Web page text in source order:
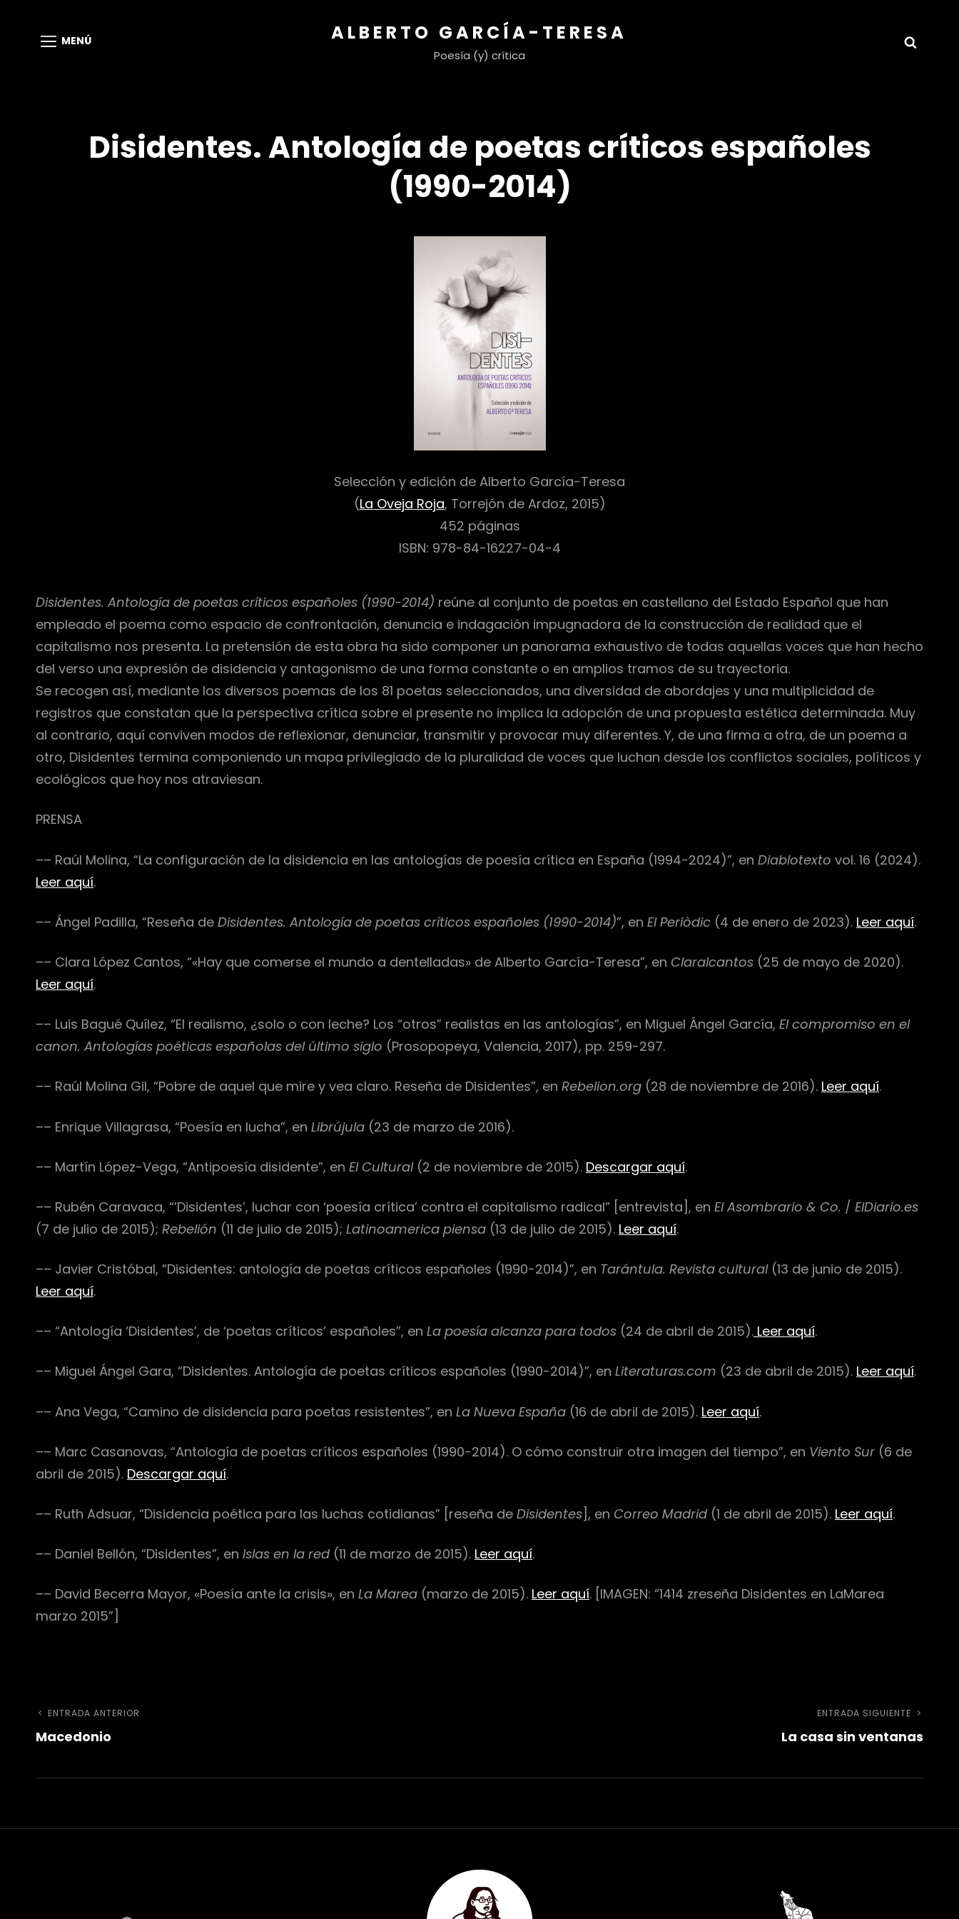
MENÚ ALBERTO GARCÍA-TERESA
Poesía (y) crítica
Disidentes. Antología de poetas críticos españoles
(1990-2014)
Selección y edición de Alberto García-Teresa
(La Oveja Roja, Torrejón de Ardoz, 2015)
452 páginas
ISBN: 978-84-16227-04-4
Disidentes. Antología de poetas críticos españoles (1990-2014) reúne al conjunto de poetas en castellano del Estado Español que han
empleado el poema como espacio de confrontación, denuncia e indagación impugnadora de la construcción de realidad que el
capitalismo nos presenta. La pretensión de esta obra ha sido componer un panorama exhaustivo de todas aquellas voces que han hecho
del verso una expresión de disidencia y antagonismo de una forma constante o en amplios tramos de su trayectoria.
Se recogen así, mediante los diversos poemas de los 81 poetas seleccionados, una diversidad de abordajes y una multiplicidad de
registros que constatan que la perspectiva crítica sobre el presente no implica la adopción de una propuesta estética determinada. Muy
al contrario, aquí conviven modos de reflexionar, denunciar, transmitir y provocar muy diferentes. Y, de una firma a otra, de un poema a
otro, Disidentes termina componiendo un mapa privilegiado de la pluralidad de voces que luchan desde los conflictos sociales, políticos y
ecológicos que hoy nos atraviesan.
PRENSA
–– Raúl Molina, “La configuración de la disidencia en las antologías de poesía crítica en España (1994-2024)”, en Diablotexto vol. 16 (2024).
Leer aquí.
–– Ángel Padilla, “Reseña de Disidentes. Antología de poetas críticos españoles (1990-2014)”, en El Periòdic (4 de enero de 2023). Leer aquí.
–– Clara López Cantos, “«Hay que comerse el mundo a dentelladas» de Alberto García-Teresa”, en Claralcantos (25 de mayo de 2020).
Leer aquí.
–– Luis Bagué Quílez, “El realismo, ¿solo o con leche? Los “otros” realistas en las antologías”, en Miguel Ángel García, El compromiso en el
canon. Antologías poéticas españolas del último siglo (Prosopopeya, Valencia, 2017), pp. 259-297.
–– Raúl Molina Gil, “Pobre de aquel que mire y vea claro. Reseña de Disidentes”, en Rebelion.org (28 de noviembre de 2016). Leer aquí.
–– Enrique Villagrasa, “Poesía en lucha”, en Librújula (23 de marzo de 2016).
–– Martín López-Vega, “Antipoesía disidente”, en El Cultural(2 de noviembre de 2015). Descargar aquí.
–– Rubén Caravaca, “’Disidentes’, luchar con ‘poesía crítica’ contra el capitalismo radical” [entrevista], en El Asombrario & Co. / ElDiario.es
(7 de julio de 2015); Rebelión (11 de julio de 2015); Latinoamerica piensa (13 de julio de 2015). Leer aquí.
–– Javier Cristóbal, “Disidentes: antología de poetas críticos españoles (1990-2014)”, en Tarántula. Revista cultural(13 de junio de 2015).
Leer aquí.
–– “Antología ‘Disidentes’, de ‘poetas críticos’ españoles”, en La poesía alcanza para todos (24 de abril de 2015). Leer aquí.
–– Miguel Ángel Gara, “Disidentes. Antología de poetas críticos españoles (1990-2014)”, en Literaturas.com (23 de abril de 2015). Leer aquí.
–– Ana Vega, “Camino de disidencia para poetas resistentes”, en La Nueva España (16 de abril de 2015). Leer aquí.
–– Marc Casanovas, “Antología de poetas críticos españoles (1990-2014). O cómo construir otra imagen del tiempo”, en Viento Sur (6 de
abril de 2015). Descargar aquí.
–– Ruth Adsuar, “Disidencia poética para las luchas cotidianas” [reseña de Disidentes], en Correo Madrid (1 de abril de 2015). Leer aquí.
–– Daniel Bellón, “Disidentes”, en Islas en la red (11 de marzo de 2015). Leer aquí.
–– David Becerra Mayor, «Poesía ante la crisis», en La Marea (marzo de 2015). Leer aquí. [IMAGEN: “1414 zreseña Disidentes en LaMarea
marzo 2015”]
Navegación
Entrada
anterior
ENTRADA ANTERIOR
Macedonio
ENTRADA SIGUIENTE
La casa sin ventanas